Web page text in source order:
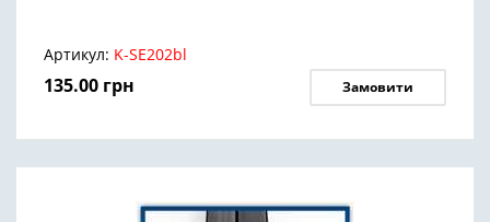
Артикул: K-SE202bl
135.00 грн Замовити